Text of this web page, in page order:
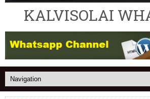
KALVISOLAI